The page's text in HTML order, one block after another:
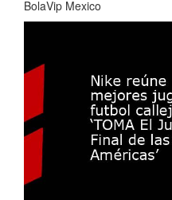
BolaVip Mexico